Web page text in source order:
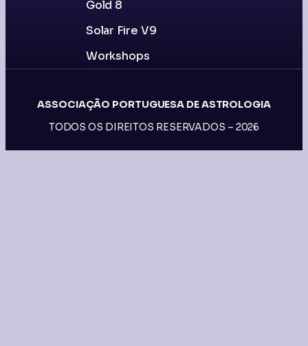
Gold 8
Solar Fire V9
Workshops
ASSOCIAÇÃO PORTUGUESA DE ASTROLOGIA
TODOS OS DIREITOS RESERVADOS – 2026